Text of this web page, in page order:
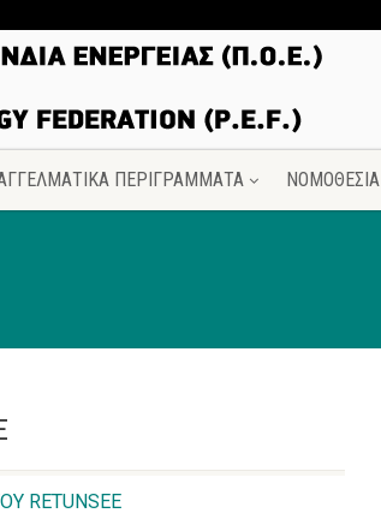
ΠΕΡΙΓΡΑΜΜΑΤΑ ΝΟΜΟΘΕΣΙΑ
RETUNSEE